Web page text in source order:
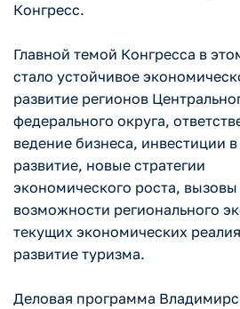
Конгресс.
Главной темой Конгресса в
стало устойчивое
развитие регионов
федерального округа,
ведение бизнеса, инвестиции в
развитие, новые стратегии
экономического роста, вызовы
возможности регионального
текущих экономических
развитие туризма.
Деловая программа